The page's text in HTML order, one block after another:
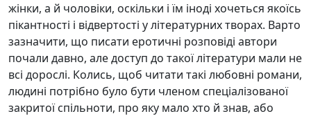
жінки, а й чоловіки, оскільки і їм іноді хочеться якоїсь
пікантності і відвертості у літературних творах. Варто
зазначити, що писати еротичні розповіді автори
почали давно, але доступ до такої літератури мали не
всі дорослі. Колись, щоб читати такі любовні романи,
людині потрібно було бути членом спеціалізованої
закритої спільноти, про яку мало хто й знав, або